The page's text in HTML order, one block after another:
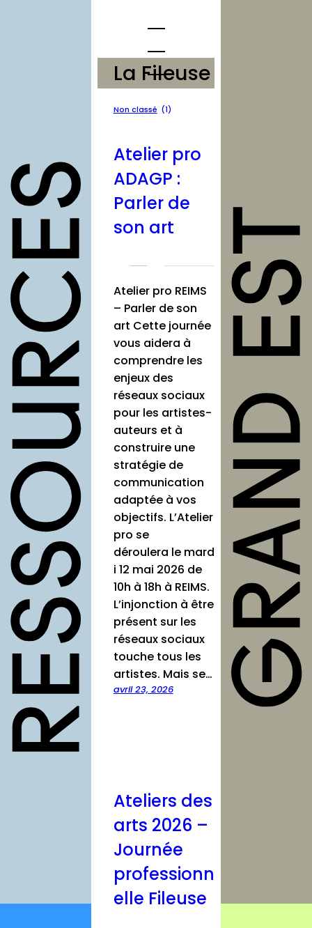
opportunités
candidature
Offres
d’emploi et
stage
Soutiens
Mutualisation
outils
Fiches
pratiques
Modèles
Guides
Grilles
Chartes
Publications
Forum
agenda
annuaires
structures
autres
annuaires
Connexion
Inscription
La Fileuse
Non classé (1)
Atelier pro
ADAGP :
Parler de
son art
Atelier pro REIMS
– Parler de son
art Cette journée
vous aidera à
comprendre les
enjeux des
réseaux sociaux
pour les artistes-
auteurs et à
construire une
stratégie de
communication
adaptée à vos
objectifs. L’Atelier
pro se
déroulera le mard
i 12 mai 2026 de
10h à 18h à REIMS.
L’injonction à être
présent sur les
réseaux sociaux
touche tous les
artistes. Mais se…
avril 23, 2026
Ateliers des
arts 2026 –
Journée
professionn
elle Fileuse